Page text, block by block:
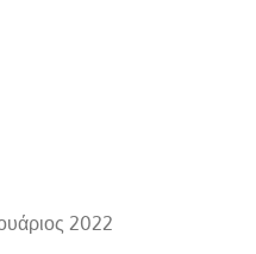
2022